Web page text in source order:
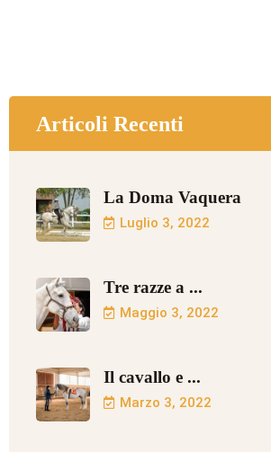
Articoli Recenti
La Doma Vaquera
Luglio 3, 2022
Tre razze a ...
Maggio 3, 2022
Il cavallo e ...
Marzo 3, 2022